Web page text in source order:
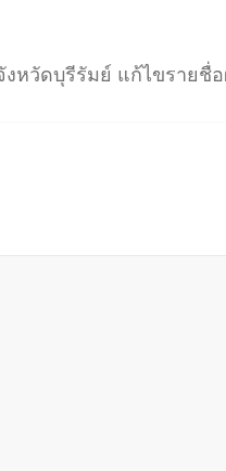
หวัดบุรีรัมย์ แก้ไขรายชื่